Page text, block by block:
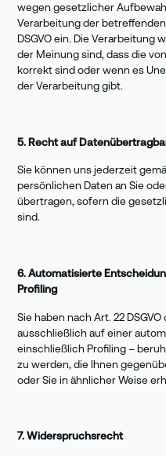
wegen gesetzlicher
Verarbeitung der
DSGVO ein. Die Verarbeitung
der Meinung sind, dass die
korrekt sind oder wenn es
der Verarbeitung gibt.
5. Recht auf
Sie können uns jederzeit
persönlichen Daten an Sie
übertragen, sofern die
sind.
6. Automatisierte
Profiling
Sie haben nach Art. 22
ausschließlich auf einer
einschließlich Profiling –
zu werden, die Ihnen
oder Sie in ähnlicher Weise
7. Widerspruchsrecht